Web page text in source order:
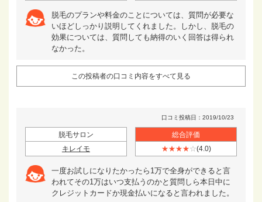
脱毛のプランや料金のことについては、質問が必要な
いほどしっかり説明してくれました。しかし、脱毛の
効果については、質問しても納得のいく回答は得られ
なかった。
この投稿者の口コミ内容をすべて見る
口コミ投稿日：2019/10/23
脱毛サロン
キレイモ
総合評価
★★★★☆(4.0)
一度お試しになりたかったら1万で全身ができると言
われてその1万はいつ支払うのかと質問しら本日中に
クレジットカードか現金払いになると言われました。